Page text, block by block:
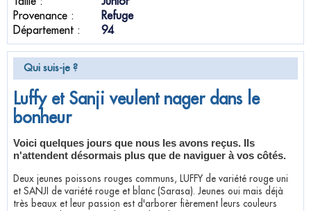
Provenance :
Refuge
Département :
94
Qui suis-je ?
Luffy et Sanji veulent nager dans le
bonheur
Voici quelques jours que nous les avons reçus. Ils
n'attendent désormais plus que de naviguer à vos côtés.
Deux jeunes poissons rouges communs, LUFFY de variété rouge uni
et SANJI de variété rouge et blanc (Sarasa). Jeunes oui mais déjà
très beaux et leur passion est d'arborer fièrement leurs couleurs